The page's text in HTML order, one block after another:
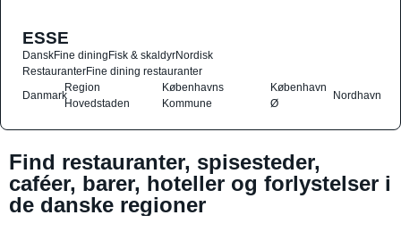
ESSE
DanskFine diningFisk & skaldyrNordisk
RestauranterFine dining restauranter
Danmark
Region
Hovedstaden
Københavns
Kommune
København
Ø
Nordhavn
Find restauranter, spisesteder,
caféer, barer, hoteller og forlystelser i
de danske regioner